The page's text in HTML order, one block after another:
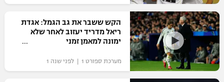
תקנון עבור פעילות אלקטרה
תקנון עבור פעילות ספורט 1 – "מרלן"
גיימינג E-Sports
תנאי שימוש
פוטבול אמריקאי NFL
בייסבול MLB
ספורט אתגרי ואקסטרים
אומנויות לחימה
הקש ששבר את גב הגמל: אגדת
ריאל מדריד יעזוב לאחר שלא
ימונה למאמן זמני
מערכת ספורט 1 | לפני שנה 1